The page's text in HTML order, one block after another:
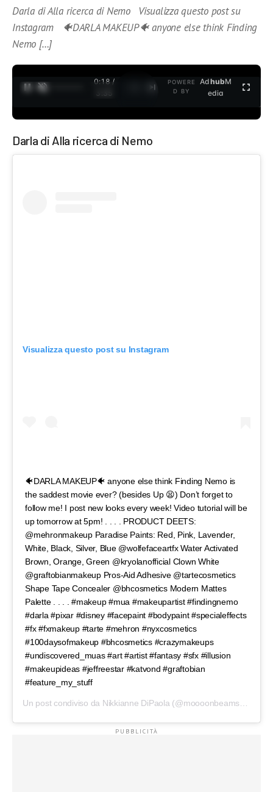
Darla di Alla ricerca di Nemo Visualizza questo post su
Instagram 🐠DARLA MAKEUP🐠 anyone else think Finding
Nemo […]
0:19 /
3:35
POWERE
D BY
AdhubM
edia
Darla di Alla ricerca di Nemo
Visualizza questo post su Instagram
🐠DARLA MAKEUP🐠 anyone else think Finding Nemo is
the saddest movie ever? (besides Up 😫) Don’t forget to
follow me! I post new looks every week! Video tutorial will be
up tomorrow at 5pm! . . . . PRODUCT DEETS:
@mehronmakeup Paradise Paints: Red, Pink, Lavender,
White, Black, Silver, Blue @wolfefaceartfx Water Activated
Brown, Orange, Green @kryolanofficial Clown White
@graftobianmakeup Pros-Aid Adhesive @tartecosmetics
Shape Tape Concealer @bhcosmetics Modern Mattes
Palette . . . . #makeup #mua #makeupartist #findingnemo
#darla #pixar #disney #facepaint #bodypaint #specialeffects
#fx #fxmakeup #tarte #mehron #nyxcosmetics
#100daysofmakeup #bhcosmetics #crazymakeups
#undiscovered_muas #art #artist #fantasy #sfx #illusion
#makeupideas #jeffreestar #katvond #graftobian
#feature_my_stuff
Un post condiviso da Nikkianne DiPaola (@moooonbeams) in data: